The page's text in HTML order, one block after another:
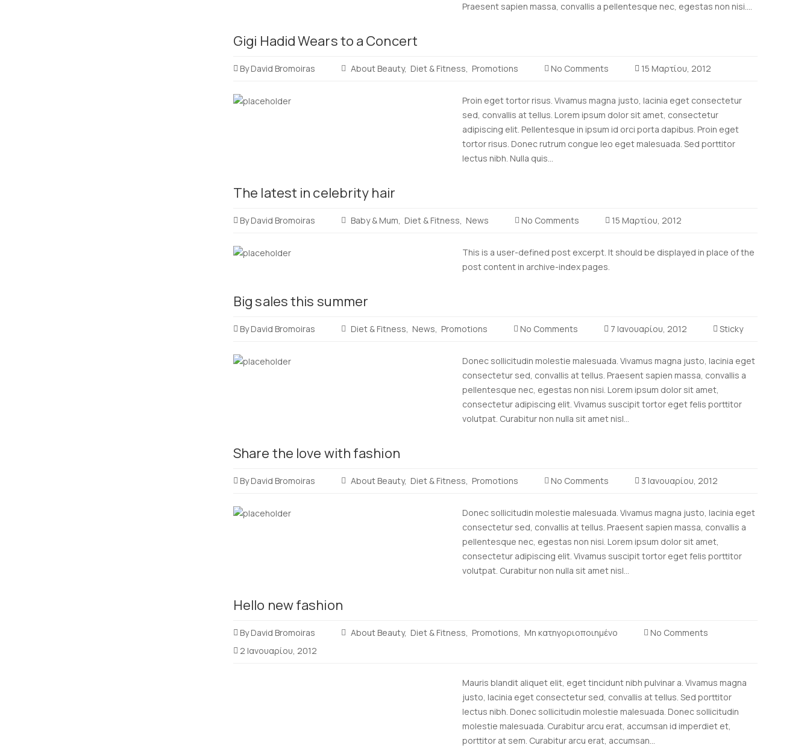
Praesent sapien massa, convallis a pellentesque nec, egestas non nisi....
Gigi Hadid Wears to a Concert
By David Bromoiras About Beauty Diet & Fitness Promotions No Comments 15 Μαρτίου, 2012
Proin eget tortor risus. Vivamus magna justo, lacinia eget consectetur
sed, convallis at tellus. Lorem ipsum dolor sit amet, consectetur
adipiscing elit. Pellentesque in ipsum id orci porta dapibus. Proin eget
tortor risus. Donec rutrum congue leo eget malesuada. Sed porttitor
lectus nibh. Nulla quis...
The latest in celebrity hair
By David Bromoiras Baby & Mum Diet & Fitness News No Comments 15 Μαρτίου, 2012
This is a user-defined post excerpt. It should be displayed in place of the
post content in archive-index pages.
Big sales this summer
By David Bromoiras Diet & Fitness News Promotions No Comments 7 Ιανουαρίου, 2012 Sticky
Donec sollicitudin molestie malesuada. Vivamus magna justo, lacinia eget
consectetur sed, convallis at tellus. Praesent sapien massa, convallis a
pellentesque nec, egestas non nisi. Lorem ipsum dolor sit amet,
consectetur adipiscing elit. Vivamus suscipit tortor eget felis porttitor
volutpat. Curabitur non nulla sit amet nisl...
Share the love with fashion
By David Bromoiras About Beauty Diet & Fitness Promotions No Comments 3 Ιανουαρίου, 2012
Donec sollicitudin molestie malesuada. Vivamus magna justo, lacinia eget
consectetur sed, convallis at tellus. Praesent sapien massa, convallis a
pellentesque nec, egestas non nisi. Lorem ipsum dolor sit amet,
consectetur adipiscing elit. Vivamus suscipit tortor eget felis porttitor
volutpat. Curabitur non nulla sit amet nisl...
Hello new fashion
By David Bromoiras About Beauty Diet & Fitness Promotions Μη κατηγοριοποιημένο
No Comments
2 Ιανουαρίου, 2012
Mauris blandit aliquet elit, eget tincidunt nibh pulvinar a. Vivamus magna
justo, lacinia eget consectetur sed, convallis at tellus. Sed porttitor
lectus nibh. Donec sollicitudin molestie malesuada. Donec sollicitudin
molestie malesuada. Curabitur arcu erat, accumsan id imperdiet et,
porttitor at sem. Curabitur arcu erat, accumsan...